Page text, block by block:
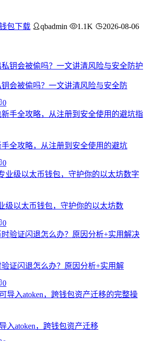
包下载 qbadmin 1.1K 2026-08-06
钥会被偷吗？一文讲清风险与安全防
0
手全攻略，从注册到安全使用的避坑
0
级以太币钱包，守护你的以太坊数
0
验证闪退怎么办？原因分析+实用解
0
入atoken，跨钱包资产迁移